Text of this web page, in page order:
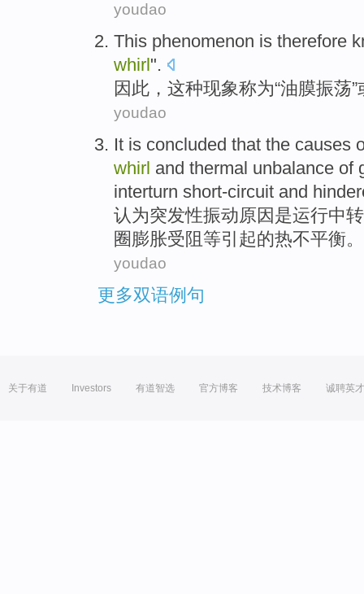
youdao
This phenomenon is therefore
whirl".
因此 ， 这种现象称为“油膜振荡”
youdao
It is concluded that the causes
whirl and thermal unbalance of
interturn short-circuit and
认为突发性振动原因 是运行中
圈 膨胀受阻 等引起的热不平衡。
youdao
更多双语例句
关于有道 Investors 有道智选 官方博客 技术博客 诚聘英才